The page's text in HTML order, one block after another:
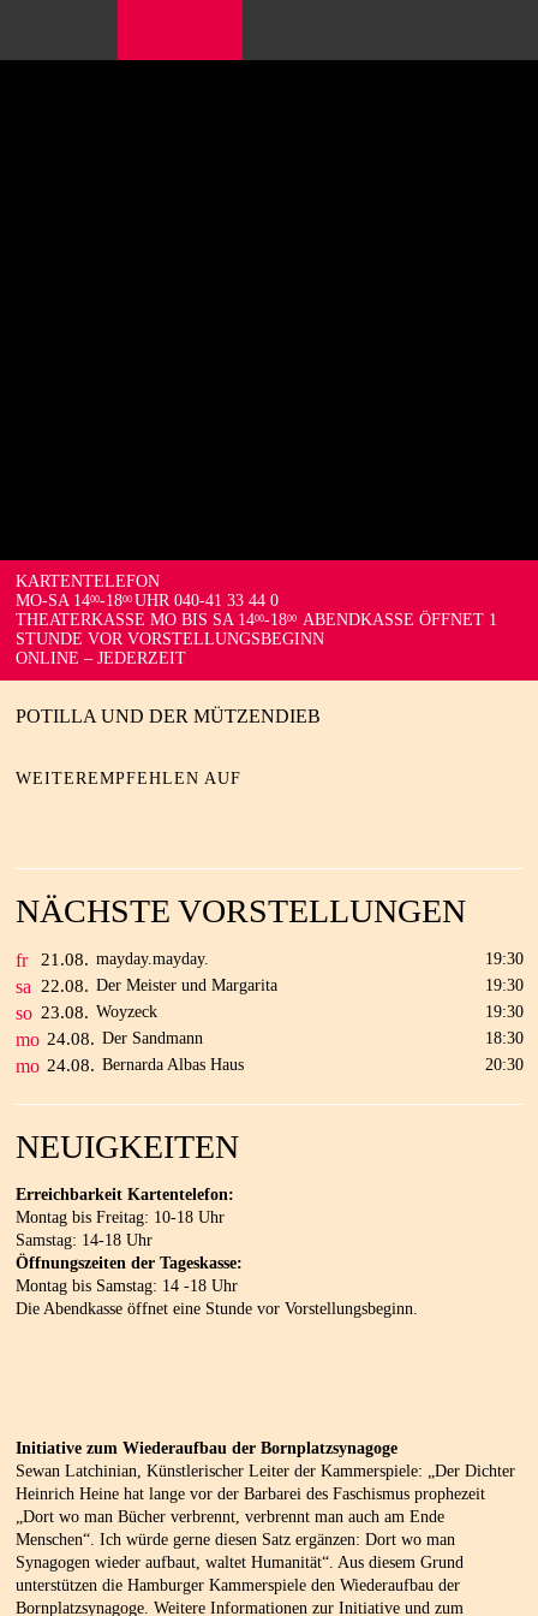
KARTENTELEFON
MO-SA 1400-1800 UHR 040-41 33 44 0
THEATERKASSE MO BIS SA 1400-1800 ABENDKASSE ÖFFNET 1
STUNDE VOR VORSTELLUNGSBEGINN
ONLINE – JEDERZEIT
POTILLA UND DER MÜTZENDIEB
WEITEREMPFEHLEN AUF
NÄCHSTE VORSTELLUNGEN
fr 21.08. mayday.mayday. 19:30
sa 22.08. Der Meister und Margarita 19:30
so 23.08. Woyzeck 19:30
mo 24.08. Der Sandmann 18:30
mo 24.08. Bernarda Albas Haus 20:30
NEUIGKEITEN
Erreichbarkeit Kartentelefon:
Montag bis Freitag: 10-18 Uhr
Samstag: 14-18 Uhr
Öffnungszeiten der Tageskasse:
Montag bis Samstag: 14 -18 Uhr
Die Abendkasse öffnet eine Stunde vor Vorstellungsbeginn.
Initiative zum Wiederaufbau der Bornplatzsynagoge
Sewan Latchinian, Künstlerischer Leiter der Kammerspiele: „Der Dichter
Heinrich Heine hat lange vor der Barbarei des Faschismus prophezeit
„Dort wo man Bücher verbrennt, verbrennt man auch am Ende
Menschen“. Ich würde gerne diesen Satz ergänzen: Dort wo man
Synagogen wieder aufbaut, waltet Humanität“. Aus diesem Grund
unterstützen die Hamburger Kammerspiele den Wiederaufbau der
Bornplatzsynagoge. Weitere Informationen zur Initiative und zum